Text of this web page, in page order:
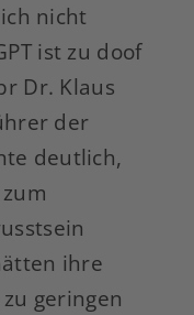
nicht
ist zu doof
Dr. Klaus
der
deutlich,
ihre
geringen